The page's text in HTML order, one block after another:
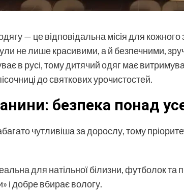
— це відповідальна місія для
не лише красивими, а й безпечними,
в русі, томудитячий одяг має
до святкових урочистостей.
безпека понад
чутливіша за дорослу, тому
для натільної білизни, футболок
і добре вбирає вологу.